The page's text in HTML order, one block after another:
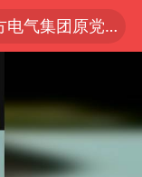
视频丨中国东方电气集团原党组副书记、董事宋致远被查
击贯穿浙江
由烟头引起